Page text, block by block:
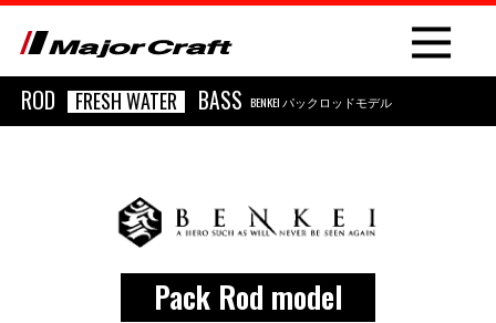
PRODUCT
ROD FRESH WATER BASS BENKEI パックロッドモデル
Pack Rod model